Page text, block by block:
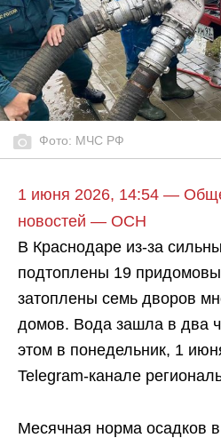
Фото: МЧС РФ
1 июня 2026, 14:54 —
новостей — ОСН
В Краснодаре из-за
подтоплены 19
затоплены семь дворов
домов. Вода зашла в два
этом в понедельник, 1
Telegram-канале
Месячная норма осадков